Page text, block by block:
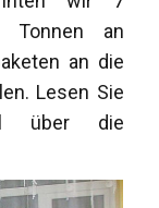
Tonnen an
an die
Lesen Sie
über die